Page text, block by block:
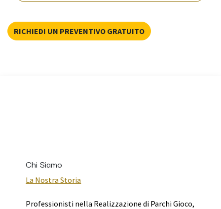
RICHIEDI UN PREVENTIVO GRATUITO
Chi Siamo
La Nostra Storia
Professionisti nella Realizzazione di Parchi Gioco,